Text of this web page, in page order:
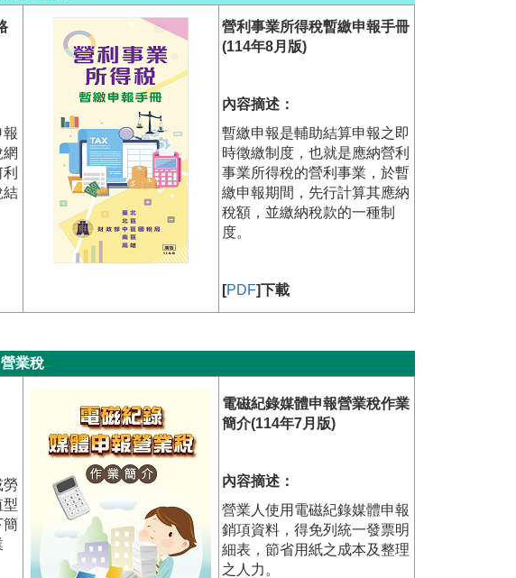
結
營利事業所得稅暫繳申報手冊
(114年8月版)
內容摘述：
暫繳申報是輔助結算申報之即
時徵繳制度，也就是應納營利
事業所得稅的營利事業，於暫
繳申報期間，先行計算其應納
稅額，並繳納稅款的一種制
度。
[PDF]下載
營業稅
勞
型
簡
電磁紀錄媒體申報營業稅作業
簡介(114年7月版)
內容摘述：
營業人使用電磁紀錄媒體申報
銷項資料，得免列統一發票明
細表，節省用紙之成本及整理
之人力。